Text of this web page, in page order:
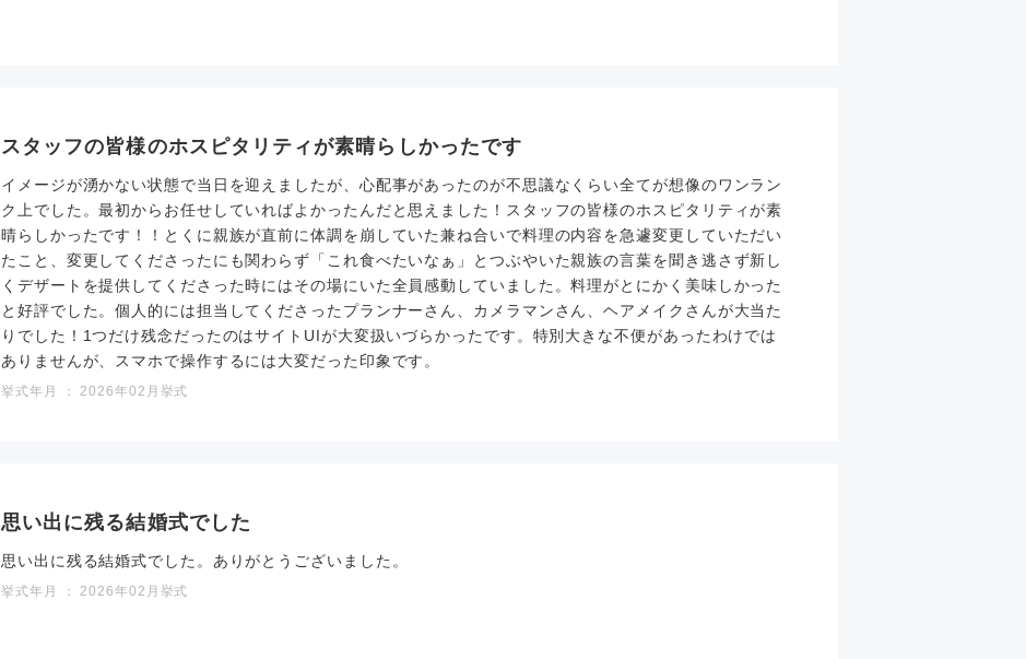
スタッフの皆様のホスピタリティが素晴らしかったです
イメージが湧かない状態で当日を迎えましたが、心配事があったのが不思議なくらい全てが想像のワンラン
ク上でした。最初からお任せしていればよかったんだと思えました！スタッフの皆様のホスピタリティが素
晴らしかったです！！とくに親族が直前に体調を崩していた兼ね合いで料理の内容を急遽変更していただい
たこと、変更してくださったにも関わらず「これ食べたいなぁ」とつぶやいた親族の言葉を聞き逃さず新し
くデザートを提供してくださった時にはその場にいた全員感動していました。料理がとにかく美味しかった
と好評でした。個人的には担当してくださったプランナーさん、カメラマンさん、ヘアメイクさんが大当た
りでした！1つだけ残念だったのはサイトUIが大変扱いづらかったです。特別大きな不便があったわけでは
ありませんが、スマホで操作するには大変だった印象です。
挙式年月 ： 2026年02月挙式
思い出に残る結婚式でした
思い出に残る結婚式でした。ありがとうございました。
挙式年月 ： 2026年02月挙式